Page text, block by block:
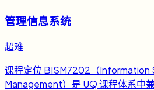
管理信息系统
超难
课程定位 BISM7202（Information
Management）是 UQ 课程体系中